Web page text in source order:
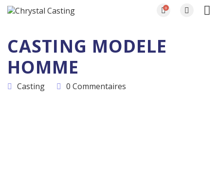
0
CASTING MODELE
HOMME
Casting 0 Commentaires